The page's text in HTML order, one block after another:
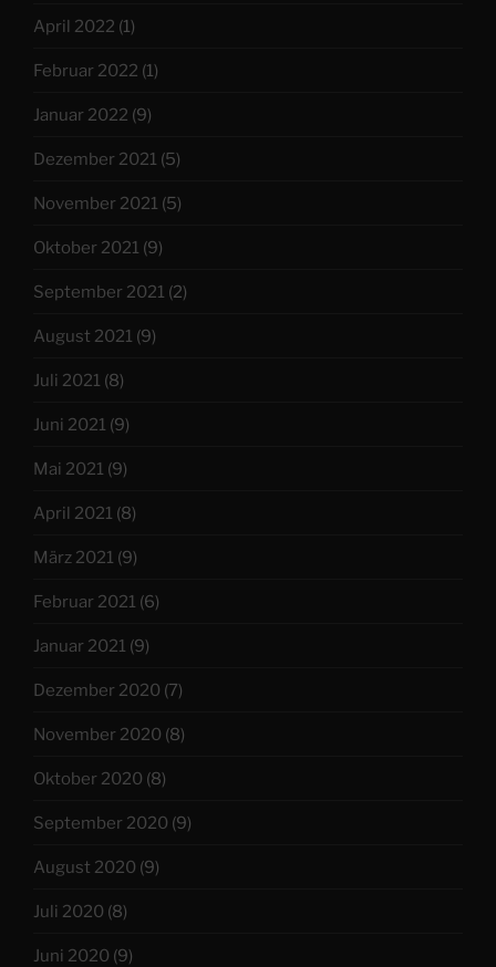
April 2022 (1)
Februar 2022 (1)
Januar 2022 (9)
Dezember 2021 (5)
November 2021 (5)
Oktober 2021 (9)
September 2021 (2)
August 2021 (9)
Juli 2021 (8)
Juni 2021 (9)
Mai 2021 (9)
April 2021 (8)
März 2021 (9)
Februar 2021 (6)
Januar 2021 (9)
Dezember 2020 (7)
November 2020 (8)
Oktober 2020 (8)
September 2020 (9)
August 2020 (9)
Juli 2020 (8)
Juni 2020 (9)